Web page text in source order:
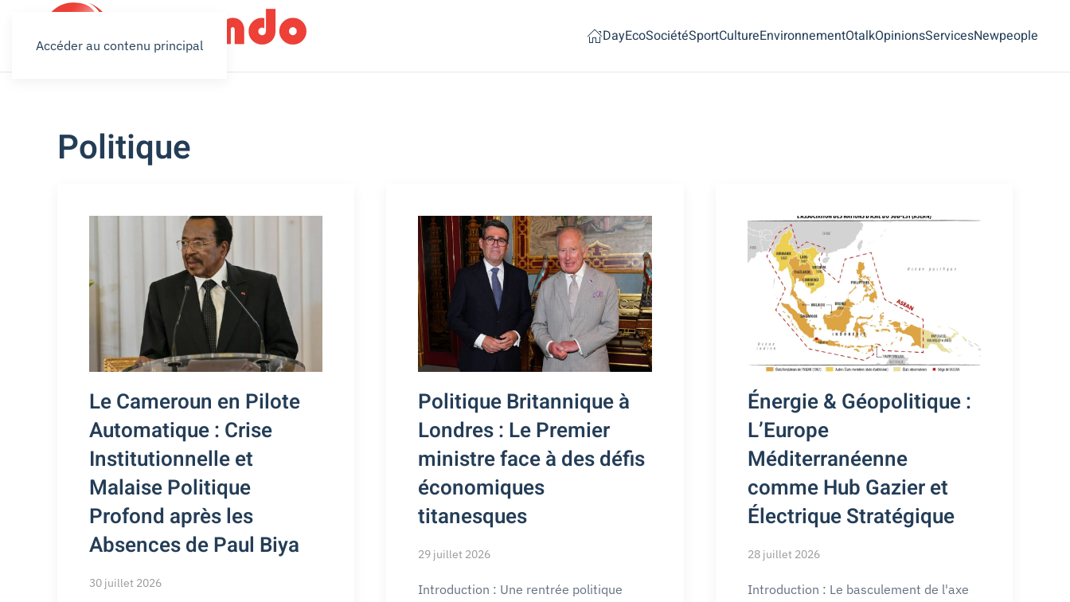
Accéder au contenu principal DayEcoSociétéSportCultureEnvironnementOtalkOpinionsServicesNewpeople
Politique
Le Cameroun en Pilote
Automatique : Crise
Institutionnelle et
Malaise Politique
Profond après les
Absences de Paul Biya
30 juillet 2026
Politique Britannique à
Londres : Le Premier
ministre face à des défis
économiques
titanesques
29 juillet 2026
Introduction : Une rentrée politique
Énergie & Géopolitique :
L’Europe
Méditerranéenne
comme Hub Gazier et
Électrique Stratégique
28 juillet 2026
Introduction : Le basculement de l'axe